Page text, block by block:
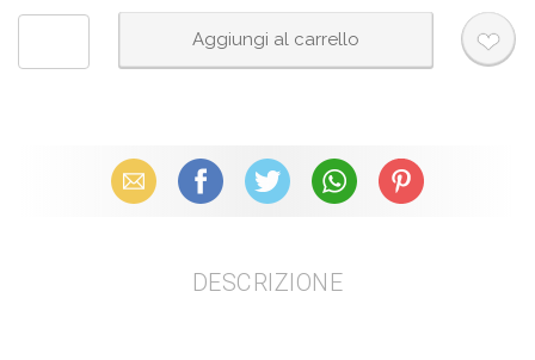
Email Facebook X (Twitter) WhatsAppPinterest
DESCRIZIONE